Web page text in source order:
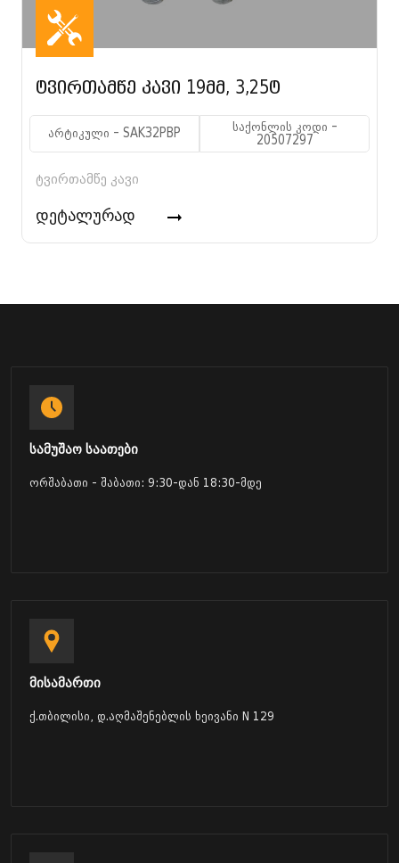
ტვირთამწე კავი 19მმ, 3,25ტ
არტიკული - SAK32PBP
საქონლის კოდი -
20507297
ტვირთამწე კავი
დეტალურად
სამუშაო საათები
ორშაბათი - შაბათი: 9:30-დან 18:30-მდე
მისამართი
ქ.თბილისი, დ.აღმაშენებლის ხეივანი N 129